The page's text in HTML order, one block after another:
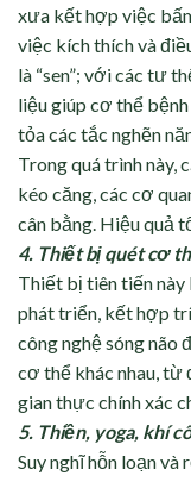
xưa kết hợp việc
việc kích thích và
là “sen”; với các tư
liệu giúp cơ thể
tỏa các tắc nghẽn
Trong quá trình này,
kéo căng, các cơ
cân bằng. Hiệu quả
4.⁠ ⁠Thiết bị quét cơ
Thiết bị tiên tiến này
phát triển, kết hợp
công nghệ sóng não
cơ thể khác nhau, từ
gian thực chính xác
5.⁠ ⁠Thiền, yoga, khí
Suy nghĩ hỗn loạn và